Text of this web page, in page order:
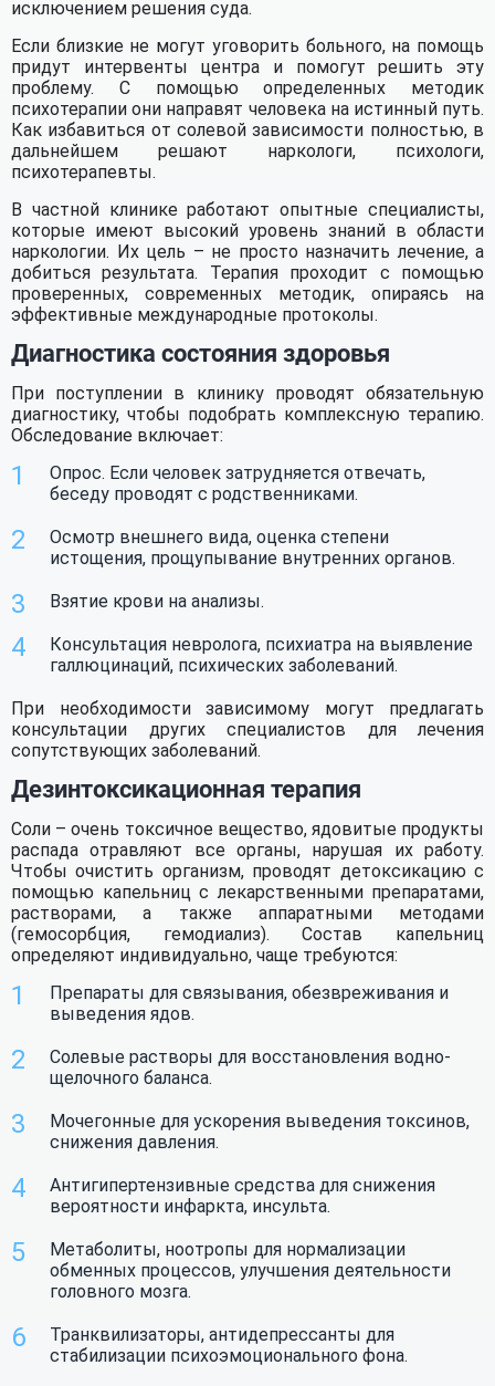
исключением решения суда.
Если близкие не могут уговорить больного, на помощь
придут интервенты центра и помогут решить эту
проблему. С помощью определенных методик
психотерапии они направят человека на истинный путь.
Как избавиться от солевой зависимости полностью, в
дальнейшем решают наркологи, психологи,
психотерапевты.
В частной клинике работают опытные специалисты,
которые имеют высокий уровень знаний в области
наркологии. Их цель – не просто назначить лечение, а
добиться результата. Терапия проходит с помощью
проверенных, современных методик, опираясь на
эффективные международные протоколы.
Диагностика состояния здоровья
При поступлении в клинику проводят обязательную
диагностику, чтобы подобрать комплексную терапию.
Обследование включает:
Опрос. Если человек затрудняется отвечать,
беседу проводят с родственниками.
Осмотр внешнего вида, оценка степени
истощения, прощупывание внутренних органов.
Взятие крови на анализы.
Консультация невролога, психиатра на выявление
галлюцинаций, психических заболеваний.
При необходимости зависимому могут предлагать
консультации других специалистов для лечения
сопутствующих заболеваний.
Дезинтоксикационная терапия
Соли – очень токсичное вещество, ядовитые продукты
распада отравляют все органы, нарушая их работу.
Чтобы очистить организм, проводят детоксикацию с
помощью капельниц с лекарственными препаратами,
растворами, а также аппаратными методами
(гемосорбция, гемодиализ). Состав капельниц
определяют индивидуально, чаще требуются:
Препараты для связывания, обезвреживания и
выведения ядов.
Солевые растворы для восстановления водно-
щелочного баланса.
Мочегонные для ускорения выведения токсинов,
снижения давления.
Антигипертензивные средства для снижения
вероятности инфаркта, инсульта.
Метаболиты, ноотропы для нормализации
обменных процессов, улучшения деятельности
головного мозга.
Транквилизаторы, антидепрессанты для
стабилизации психоэмоционального фона.
Оставить заявку
Нажимая кнопку «Оставить заявку», вы соглашаетесь с
обработкой персональных данных
Нажимая кнопку «Отправить», вы соглашаетесь с
обработкой персональных данных иполитикой
конфиденциальности
.
(кодировки,
психологи,
наркологи)
Штрафы за
вождение в
нетрезвом виде
поддержание
больного:
100660
Получить бесплатную консультацию
Ошибка отправления заявки!
Ого! Вы похожи на робота! Попробуйте
отправить заявку позже.
Ростов-на-Дону
Екатеринбург
Нижний Новгород
Омск
Самара
Волгоград